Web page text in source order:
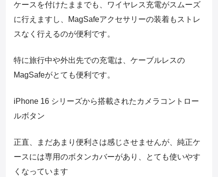
ケースを付けたままでも、ワイヤレス充電がスムーズ
に行えますし、MagSafeアクセサリーの装着もストレ
スなく行えるのが便利です。
特に旅行中や外出先での充電は、ケーブルレスの
MagSafeがとても便利です。
iPhone 16 シリーズから搭載されたカメラコントロー
ルボタン
正直、まだあまり便利さは感じさせませんが、純正ケ
ースには専用のボタンカバーがあり、とても使いやす
くなっています